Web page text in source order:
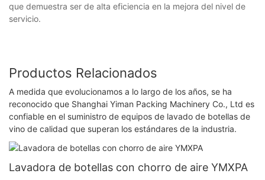
que demuestra ser de alta eficiencia en la mejora del nivel de
servicio.
Productos Relacionados
A medida que evolucionamos a lo largo de los años, se ha
reconocido que Shanghai Yiman Packing Machinery Co., Ltd es
confiable en el suministro de equipos de lavado de botellas de
vino de calidad que superan los estándares de la industria.
Lavadora de botellas con chorro de aire YMXPA